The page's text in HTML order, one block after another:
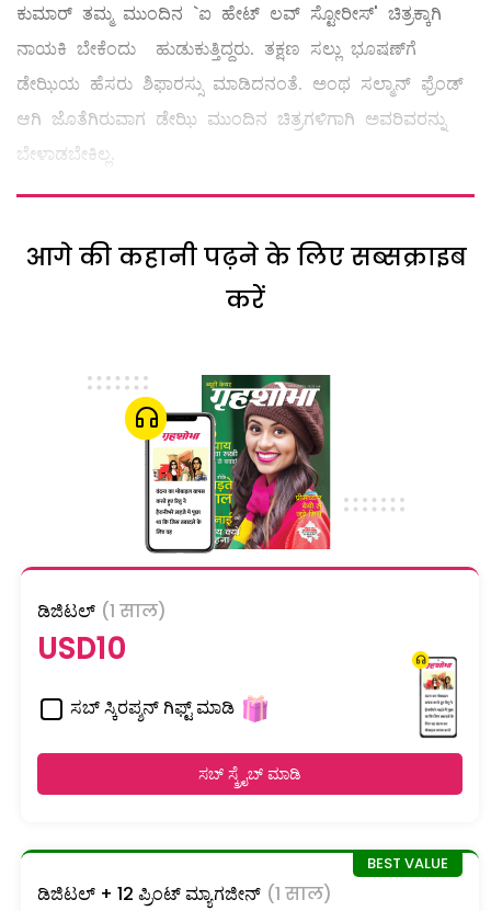
ಕುಮಾರ್‌ ತಮ್ಮ ಮುಂದಿನ `ಐ ಹೇಟ್‌ ಲವ್ ಸ್ಟೋರೀಸ್‌' ಚಿತ್ರಕ್ಕಾಗಿ
ನಾಯಕಿ ಬೇಕೆಂದು ಹುಡುಕುತ್ತಿದ್ದರು. ತಕ್ಷಣ ಸಲ್ಲು ಭೂಷಣ್‌ಗೆ
ಡೇಝಿಯ ಹೆಸರು ಶಿಫಾರಸ್ಸು ಮಾಡಿದನಂತೆ. ಅಂಥ ಸಲ್ಮಾನ್‌ ಫ್ರೆಂಡ್‌
ಆಗಿ ಜೊತೆಗಿರುವಾಗ ಡೇಝಿ ಮುಂದಿನ ಚಿತ್ರಗಳಿಗಾಗಿ ಅವರಿವರನ್ನು
ಬೇಳಾಡಬೇಕಿಲ್ಲ.
आगे की कहानी पढ़ने के लिए सब्सक्राइब
करें
ಡಿಜಿಟಲ್ (1 साल)
USD10
ಸಬ್ ಸ್ಕಿರಪ್ಶನ್ ಗಿಫ್ಟ್ ಮಾಡಿ
ಸಬ್ ಸ್ಕ್ರೈಬ್ ಮಾಡಿ
ಡಿಜಿಟಲ್ + 12 ಪ್ರಿಂಟ್ ಮ್ಯಾಗಜೀನ್ (1 साल)